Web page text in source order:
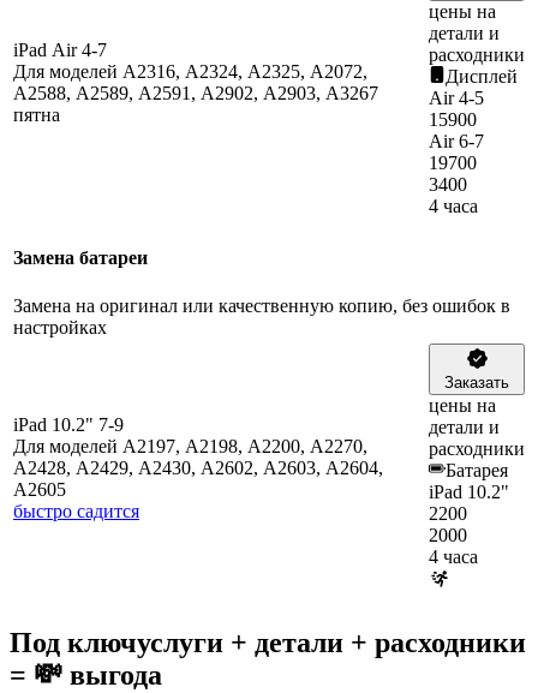
iPad Air 4-7
Для моделей A2316, A2324, A2325, A2072,
A2588, A2589, A2591, A2902, A2903, A3267
пятна
цены на
детали и
расходники
Дисплей
Air 4-5
15900
Air 6-7
19700
3400
4 часа
Замена батареи
Замена на оригинал или качественную копию, без ошибок в
настройках
iPad 10.2" 7-9
Для моделей A2197, A2198, A2200, A2270,
A2428, A2429, A2430, A2602, A2603, A2604,
A2605
быстро садится
Заказать
цены на
детали и
расходники
Батарея
iPad 10.2"
2200
2000
4 часа
Под ключуслуги + детали + расходники
= 💸 выгода